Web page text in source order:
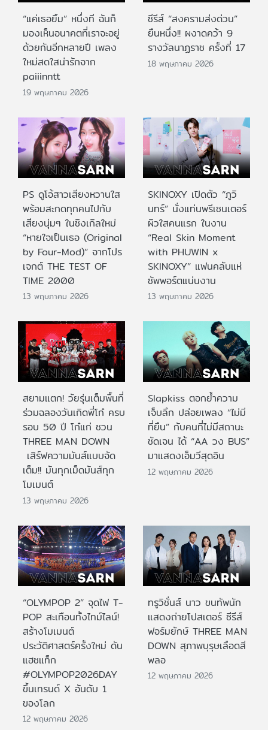
“แค่เธอยิ้ม” หนึ่งที ฉันก็
มองเห็นอนาคตที่เราจะอยู่
ด้วยกันอีกหลายปี เพลง
ใหม่สดใสน่ารักจาก
paiiinntt
19 พฤษภาคม 2026
ซีรีส์ “สงครามส่งด่วน”
ยืนหนึ่ง!! ผงาดคว้า 9
รางวัลนาฏราช ครั้งที่ 17
18 พฤษภาคม 2026
PS ดูโอ้สาวเสียงหวานใส
พร้อมสะกดทุกคนไปกับ
เสียงนุ่มๆ ในซิงเกิลใหม่
“หายใจเป็นเธอ (Original
by Four-Mod)” จากโปร
เจกต์ THE TEST OF
TIME 2000
13 พฤษภาคม 2026
SKINOXY เปิดตัว “ภูวิ
นทร์” นั่งแท่นพรีเซนเตอร์
ผิวใสคนแรก ในงาน
“Real Skin Moment
with PHUWIN x
SKINOXY” แฟนคลับแห่
ซัพพอร์ตแน่นงาน
13 พฤษภาคม 2026
สยามแตก! วัยรุ่นเต็มพื้นที่
ร่วมฉลองวันเกิดพี่โก๋ ครบ
รอบ 50 ปี โก๋แก่ ชวน
THREE MAN DOWN
เสิร์ฟความมันส์แบบจัด
เต็ม!! มันทุกเม็ดมันส์ทุก
โมเมนต์
13 พฤษภาคม 2026
Slapkiss ตอกย้ำความ
เจ็บลึก ปล่อยเพลง “ไม่มี
ที่ยืน” กับคนที่ไม่มีสถานะ
ชัดเจน ได้ “AA วง BUS”
มาแสดงเอ็มวีสุดอิน
12 พฤษภาคม 2026
“OLYMPOP 2” จุดไฟ T-
POP สะเทือนทั้งไทม์ไลน์!
สร้างโมเมนต์
ประวัติศาสตร์ครั้งใหม่ ดัน
แฮชแท็ก
#OLYMPOP2026DAY
ขึ้นเทรนด์ X อันดับ 1
ของโลก
12 พฤษภาคม 2026
ทรูวิชั่นส์ นาว ขนทัพนัก
แสดงถ่ายโปสเตอร์ ซีรีส์
ฟอร์มยักษ์ THREE MAN
DOWN สุภาพบุรุษเลือดสี
พลอ
12 พฤษภาคม 2026